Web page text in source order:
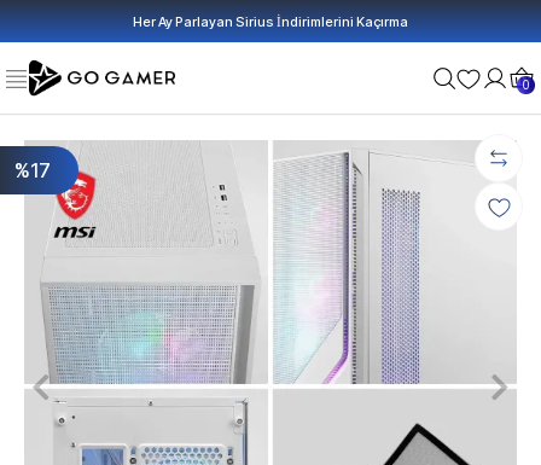
Her Ay Parlayan Sirius İndirimlerini Kaçırma
0
%17